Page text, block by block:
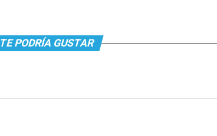
TE PODRÍA GUSTAR